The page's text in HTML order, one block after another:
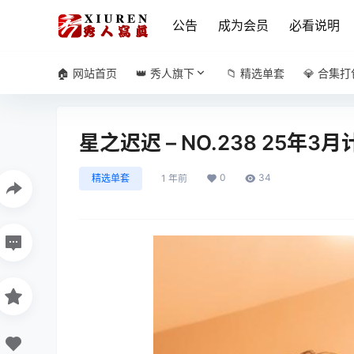
公告 成为会员 必看说明
🏠 网站首页 👑 秀人旗下 📁 精选单套 💎 合集打
星之迟迟 – NO.238 25年3
精选单套 1 年前 0 34